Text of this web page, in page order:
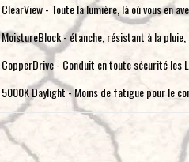
ClearView - Toute la lumière, là où vous en
MoistureBlock - étanche, résistant à la
CopperDrive - Conduit en toute sécurité les
5000K Daylight - Moins de fatigue pour le
Mounting Hardware Material